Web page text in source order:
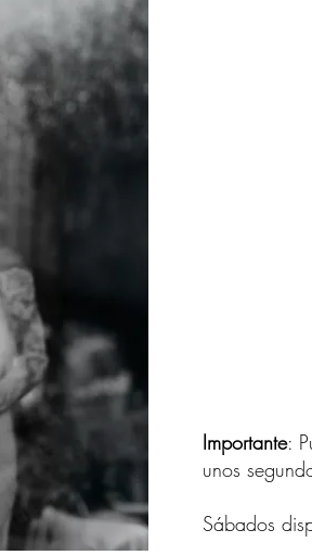
SATURDAYS 2025 ARE ALL RESERVED
Importante:
unos
Sábados